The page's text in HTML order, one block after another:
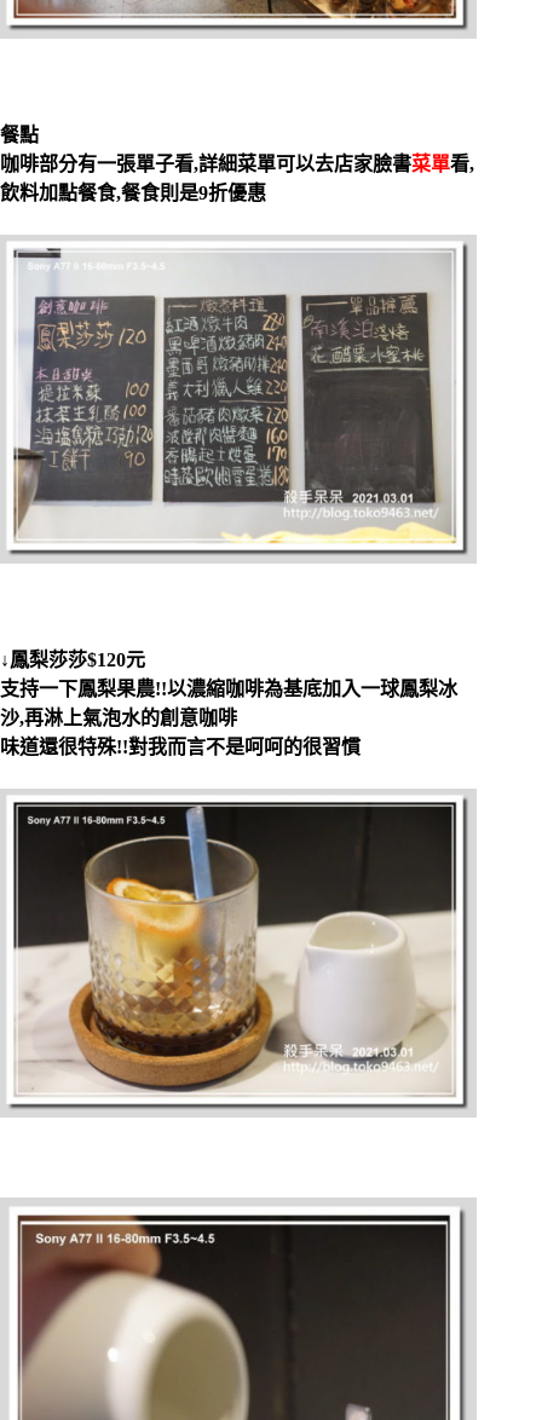
餐點
咖啡部分有一張單子看,詳細菜單可以去店家臉書菜單看,
飲料加點餐食,餐食則是9折優惠
↓鳳梨莎莎$120元
支持一下鳳梨果農!!以濃縮咖啡為基底加入一球鳳梨冰
沙,再淋上氣泡水的創意咖啡
味道還很特殊!!對我而言不是呵呵的很習慣